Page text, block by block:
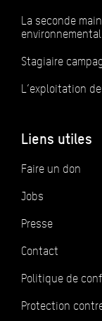
La seconde
Stagiaire
L’exploitation
Liens utiles
Faire un don
Jobs
Presse
Contact
Politique de
Protection